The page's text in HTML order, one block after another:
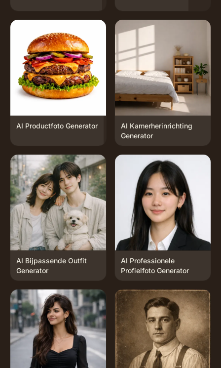
AI Productfoto Generator
AI Kamerherinrichting
Generator
AI Bijpassende Outfit
Generator
AI Professionele
Profielfoto Generator